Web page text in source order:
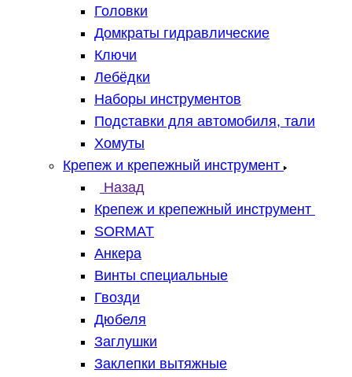
Головки
Домкраты гидравлические
Ключи
Лебёдки
Наборы инструментов
Подставки для автомобиля, тали
Хомуты
Крепеж и крепежный инструмент
Назад
Крепеж и крепежный инструмент
SORMAT
Анкера
Винты специальные
Гвозди
Дюбеля
Заглушки
Заклепки вытяжные